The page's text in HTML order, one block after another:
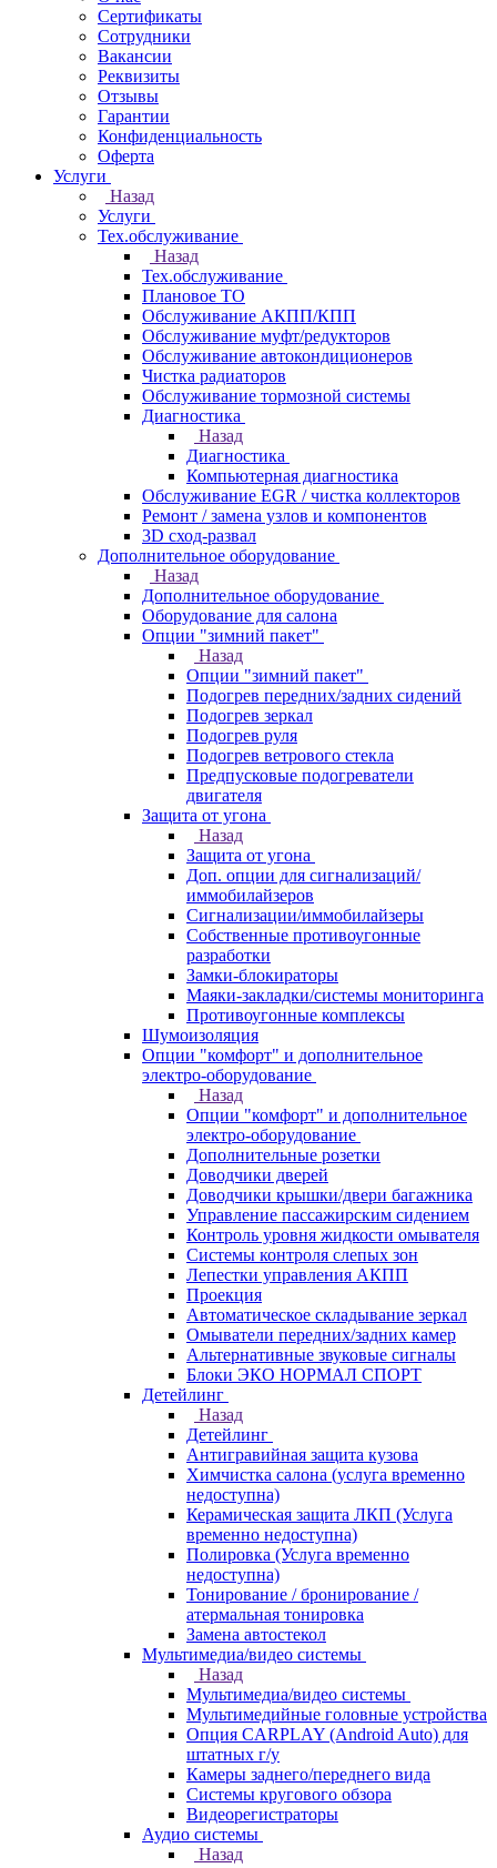
Сертификаты
Сотрудники
Вакансии
Реквизиты
Отзывы
Гарантии
Конфиденциальность
Оферта
Услуги
Назад
Услуги
Тех.обслуживание
Назад
Тех.обслуживание
Плановое ТО
Обслуживание АКПП/КПП
Обслуживание муфт/редукторов
Обслуживание автокондиционеров
Чистка радиаторов
Обслуживание тормозной системы
Диагностика
Назад
Диагностика
Компьютерная диагностика
Обслуживание EGR / чистка коллекторов
Ремонт / замена узлов и компонентов
3D сход-развал
Дополнительное оборудование
Назад
Дополнительное оборудование
Оборудование для салона
Опции "зимний пакет"
Назад
Опции "зимний пакет"
Подогрев передних/задних сидений
Подогрев зеркал
Подогрев руля
Подогрев ветрового стекла
Предпусковые подогреватели
двигателя
Защита от угона
Назад
Защита от угона
Доп. опции для сигнализаций/
иммобилайзеров
Сигнализации/иммобилайзеры
Собственные противоугонные
разработки
Замки-блокираторы
Маяки-закладки/системы мониторинга
Противоугонные комплексы
Шумоизоляция
Опции "комфорт" и дополнительное
электро-оборудование
Назад
Опции "комфорт" и дополнительное
электро-оборудование
Дополнительные розетки
Доводчики дверей
Доводчики крышки/двери багажника
Управление пассажирским сидением
Контроль уровня жидкости омывателя
Системы контроля слепых зон
Лепестки управления АКПП
Проекция
Автоматическое складывание зеркал
Омыватели передних/задних камер
Альтернативные звуковые сигналы
Блоки ЭКО НОРМАЛ СПОРТ
Детейлинг
Назад
Детейлинг
Антигравийная защита кузова
Химчистка салона (услуга временно
недоступна)
Керамическая защита ЛКП (Услуга
временно недоступна)
Полировка (Услуга временно
недоступна)
Тонирование / бронирование /
атермальная тонировка
Замена автостекол
Мультимедиа/видео системы
Назад
Мультимедиа/видео системы
Мультимедийные головные устройства
Опция CARPLAY (Android Auto) для
штатных г/у
Камеры заднего/переднего вида
Системы кругового обзора
Видеорегистраторы
Аудио системы
Назад